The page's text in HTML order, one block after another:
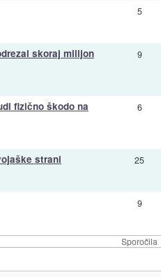
Sporočila
5
skoraj milijon 9
fizično škodo na 6
strani 25
9